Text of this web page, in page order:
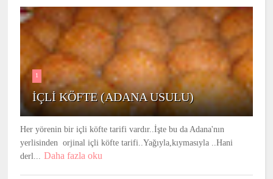
1
İÇLİ KÖFTE (ADANA USULU)
Her yörenin bir içli köfte tarifi vardır..İşte bu da Adana'nın
yerlisinden orjinal içli köfte tarifi..Yağıyla,kıymasıyla ..Hani
derl...
Daha fazla oku